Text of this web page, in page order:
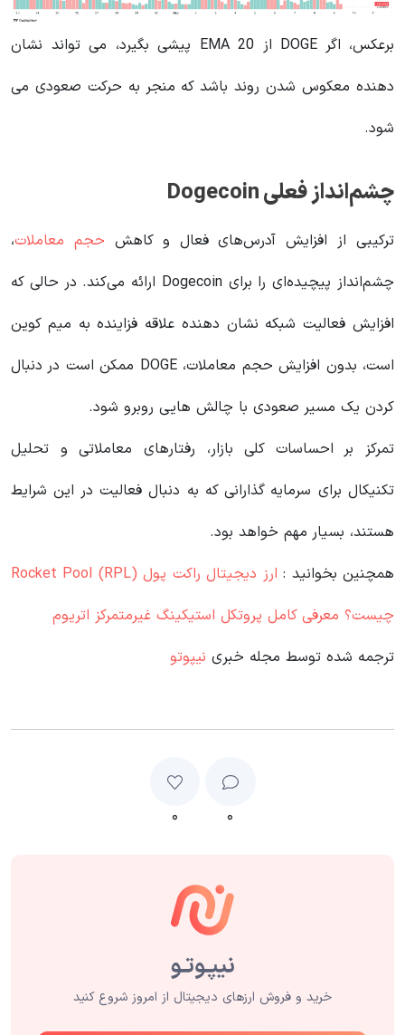
برعکس، اگر DOGE از EMA 20 پیشی بگیرد، می تواند نشان
دهنده معکوس شدن روند باشد که منجر به حرکت صعودی می
شود.
چشم‌انداز فعلی Dogecoin
ترکیبی از افزایش آدرس‌های فعال و کاهش حجم معاملات،
چشم‌انداز پیچیده‌ای را برای Dogecoin ارائه می‌کند. در حالی که
افزایش فعالیت شبکه نشان دهنده علاقه فزاینده به میم کوین
است، بدون افزایش حجم معاملات، DOGE ممکن است در دنبال
کردن یک مسیر صعودی با چالش هایی روبرو شود.
تمرکز بر احساسات کلی بازار، رفتارهای معاملاتی و تحلیل
تکنیکال برای سرمایه گذارانی که به دنبال فعالیت در این شرایط
هستند، بسیار مهم خواهد بود.
همچنین بخوانید :
ارز دیجیتال راکت پول Rocket Pool (RPL)
چیست؟ معرفی کامل پروتکل استیکینگ غیرمتمرکز اتریوم
ترجمه شده توسط مجله خبری نیپوتو
۰ ۰
خرید و فروش ارزهای دیجیتال از امروز شروع کنید